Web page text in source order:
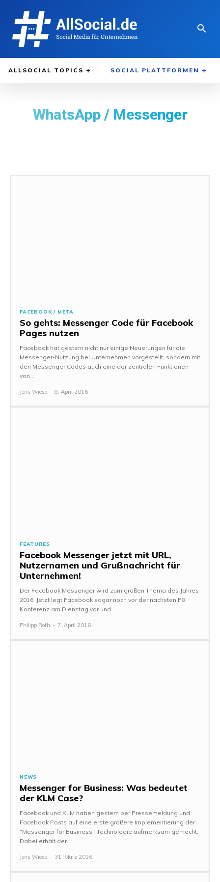
ALLSOCIAL TOPICS SOCIAL PLATTFORMEN
WhatsApp / Messenger
FACEBOOK / META
So gehts: Messenger Code für Facebook
Pages nutzen
Facebook hat gestern nicht nur einige Neuerungen für die
Messenger-Nutzung bei Unternehmen vorgestellt, sondern mit
den Messenger Codes auch eine der zentralen Funktionen
von...
Jens Wiese - 8. April 2016
FEATURES
Facebook Messenger jetzt mit URL,
Nutzernamen und Grußnachricht für
Unternehmen!
Der Facebook Messenger wird zum großen Thema des Jahres
2016. Jetzt legt Facebook sogar noch vor der nächsten F8
Konferenz am Dienstag vor und...
Philipp Roth - 7. April 2016
NEWS
Messenger for Business: Was bedeutet
der KLM Case?
Facebook und KLM haben gestern per Pressemeldung und
Facebook Posts auf eine erste größere Implementierung der
"Messenger for Business"-Technologie aufmerksam gemacht.
Dabei erhält der...
Jens Wiese - 31. März 2016